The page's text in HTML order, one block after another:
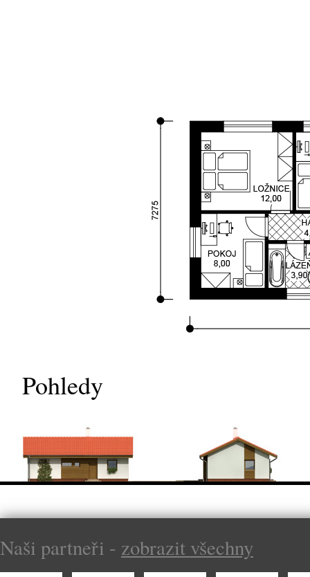
Pohledy
Naši partneři - zobrazit všechny